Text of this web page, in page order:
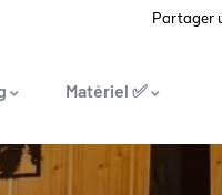
Partager
Matériel ✅